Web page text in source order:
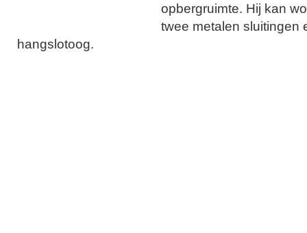
opbergruimte. Hij kan
twee metalen sluitingen
hangslotoog.